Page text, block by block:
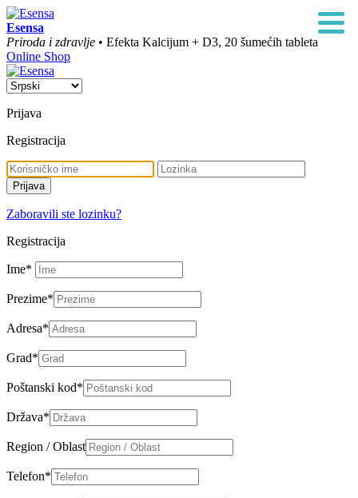
Esensa
Priroda i zdravlje • Efekta Kalcijum + D3, 20 šumećih tableta
Online Shop
Prijava
Registracija
Zaboravili ste lozinku?
Registracija
Ime*
Prezime*
Adresa*
Grad*
Poštanski kod*
Država*
Region / Oblast
Telefon*